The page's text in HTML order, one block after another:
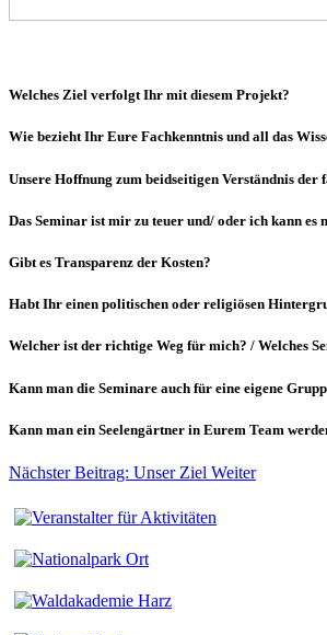
Welches Ziel verfolgt Ihr mit diesem Projekt?
Wie bezieht Ihr Eure Fachkenntnis und all das
Unsere Hoffnung zum beidseitigen Verständnis der
Das Seminar ist mir zu teuer und/ oder ich kann es
Gibt es Transparenz der Kosten?
Habt Ihr einen politischen oder religiösen
Welcher ist der richtige Weg für mich? / Welches
Kann man die Seminare auch für eine eigene
Kann man ein Seelengärtner in Eurem Team
Nächster Beitrag: Unser Ziel Weiter